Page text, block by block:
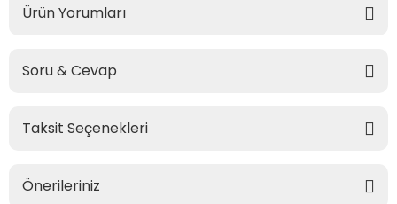
Ürün Yorumları
Soru & Cevap
Taksit Seçenekleri
Önerileriniz